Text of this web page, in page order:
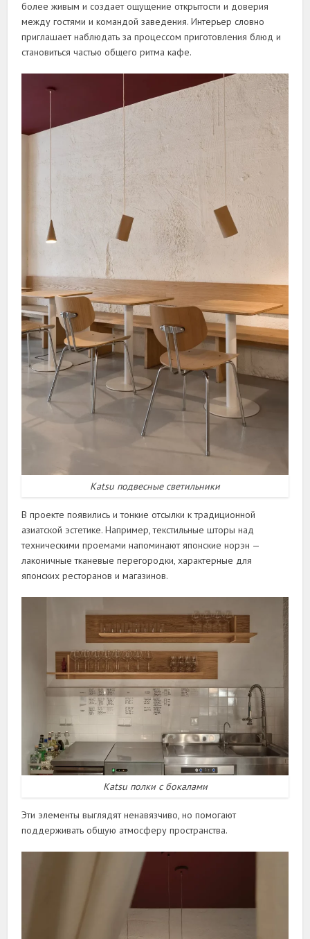
более живым и создает ощущение открытости и доверия
между гостями и командой заведения. Интерьер словно
приглашает наблюдать за процессом приготовления блюд и
становиться частью общего ритма кафе.
Katsu подвесные светильники
В проекте появились и тонкие отсылки к традиционной
азиатской эстетике. Например, текстильные шторы над
техническими проемами напоминают японские норэн —
лаконичные тканевые перегородки, характерные для
японских ресторанов и магазинов.
Katsu полки с бокалами
Эти элементы выглядят ненавязчиво, но помогают
поддерживать общую атмосферу пространства.